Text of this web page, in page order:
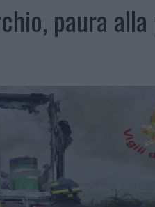
paura